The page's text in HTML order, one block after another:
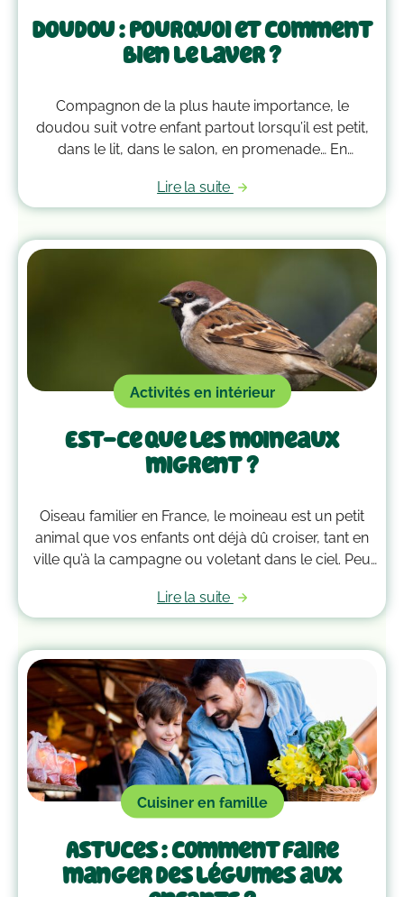
Doudou : pourquoi et comment
bien le laver ?
Compagnon de la plus haute importance, le
doudou suit votre enfant partout lorsqu’il est petit,
dans le lit, dans le salon, en promenade… En
essentielle dans son cœur. Alors après avoir
accumulé une quantité de poussière, d’acariens et
d’autres microbes, il est peut-être temps de le
doudou ?
Lire la suite
Activités en intérieur
Est-ce que les moineaux
migrent ?
Oiseau familier en France, le moineau est un petit
animal que vos enfants ont déjà dû croiser, tant en
ville qu’à la campagne ou voletant dans le ciel. Peu
temps, été comme hiver. Mais reste-t-il toujours
dans le voisinage ou migre-t-il vers des lieux plus
chauds à l’arrivée du froid ?
Lire la suite
Cuisiner en famille
Astuces : comment faire
manger des légumes aux